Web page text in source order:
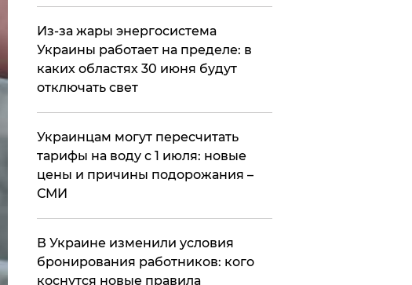
Из-за жары энергосистема
Украины работает на пределе: в
каких областях 30 июня будут
отключать свет
Украинцам могут пересчитать
тарифы на воду с 1 июля: новые
цены и причины подорожания –
СМИ
В Украине изменили условия
бронирования работников: кого
коснутся новые правила